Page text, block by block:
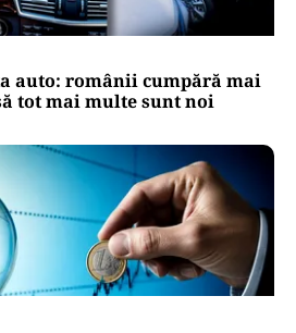
auto: românii cumpără mai
tot mai multe sunt noi